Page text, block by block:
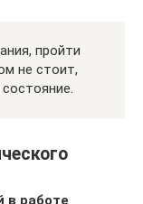
пройти
не стоит,
в работе